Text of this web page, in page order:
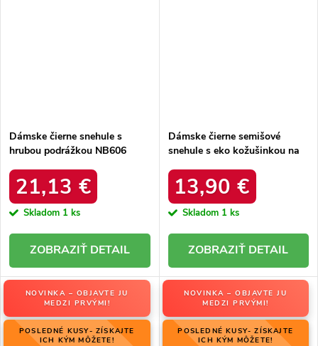
Dámske čierne snehule s
hrubou podrážkou NB606
21,13 €
Skladom 1 ks
DETAIL
Dámske čierne semišové
snehule s eko kožušinkou na
BLACK
13,90 €
Skladom 1 ks
DETAIL
NOVINKA – OBJAVTE JU
MEDZI PRVÝMI!
POSLEDNÉ KUSY- ZÍSKAJTE
ICH KÝM MÔŽETE!
NOVINKA – OBJAVTE JU
MEDZI PRVÝMI!
POSLEDNÉ KUSY- ZÍSKAJTE
ICH KÝM MÔŽETE!